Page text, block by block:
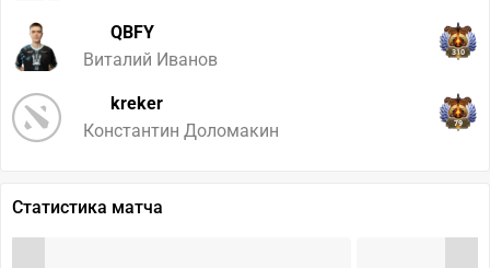
QBFY
Виталий Иванов
310
kreker
Константин Доломакин
79
Статистика матча